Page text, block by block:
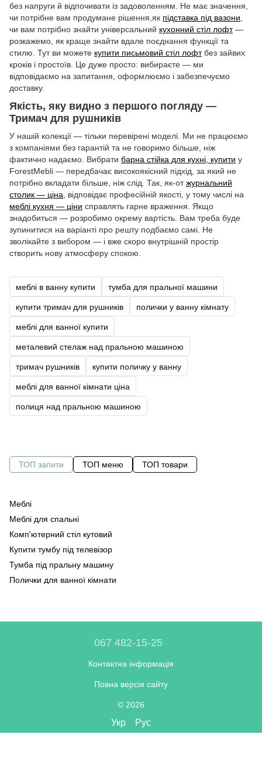
без напруги й відпочивати із задоволенням. Не має значення,
чи потрібне вам продумане рішення,як підставка під вазони
чи вам потрібно знайти універсальний кухонний стіл лофт—
розкажемо, як краще знайти вдале поєднання функції та
стилю. Тут ви можете купити письмовий стіл лофтбез зайвих
кроків і простоїв. Це дуже просто: вибираєте — ми
відповідаємо на запитання, оформлюємо і забезпечуємо
доставку.
Якість, яку видно з першого погляду —
Тримач для рушників
У нашій колекції — тільки перевірені моделі. Ми не працюємо
з компаніями без гарантій та не говоримо більше, ніж
фактично надаємо. Вибрати барна стійка для кухні, купити у
ForestMebli — передбачає високоякісний підхід, за який не
потрібно вкладати більше, ніж слід. Так, як-отжурнальний
столик — ціна , відповідає професійній якості, у тому числі на
меблі кухня — ціни справлять гарне враження. Якщо
знадобиться — розробимо окрему вартість. Вам треба буде
зупинитися на варіанті про решту подбаємо самі. Не
зволікайте з вибором — і вже скоро внутрішній простір
створить нову атмосферу спокою.
меблі в ванну купити тумба для пральної машини
купити тримач для рушників полички у ванну кімнату
меблі для ванної купити
металевий стелаж над пральною машиною
тримач рушників купити поличку у ванну
меблі для ванної кімнати ціна
полиця над пральною машиною
ТОП запити ТОП меню ТОП товари
Меблі
Меблі для спальні
Комп'ютерний стіл кутовий
Купити тумбу під телевізор
Тумба під пральну машину
Полички для ванної кімнати
Тумби прикроватні купити
067 482-15-25
Контактна інформація
Повна версія сайту
© 2026
Укр Рус